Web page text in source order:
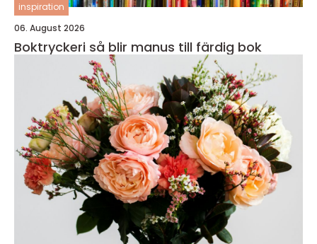
inspiration
06. August 2026
Boktryckeri så blir manus till färdig bok